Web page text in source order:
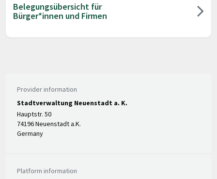
Belegungsübersicht für
Bürger*innen und Firmen
Provider information
Stadtverwaltung Neuenstadt a. K.
Hauptstr. 50
74196 Neuenstadt a.K.
Germany
Platform information